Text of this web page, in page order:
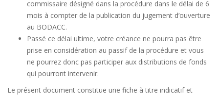
commissaire désigné dans la procédure dans le délai de 6
mois à compter de la publication du jugement d’ouverture
au BODACC.
Passé ce délai ultime, votre créance ne pourra pas être
prise en considération au passif de la procédure et vous
ne pourrez donc pas participer aux distributions de fonds
qui pourront intervenir.
Le présent document constitue une fiche à titre indicatif et